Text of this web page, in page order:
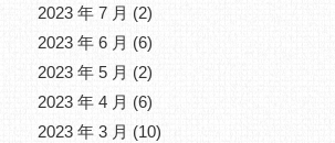
2023 年 7 月 (2)
2023 年 6 月 (6)
2023 年 5 月 (2)
2023 年 4 月 (6)
2023 年 3 月 (10)